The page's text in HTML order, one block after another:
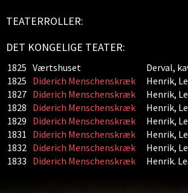
TEATERROLLER:
DET KONGELIGE TEATER:
1825 Værtshuset
Derval,
1825 Diderich Menschenskræk
Henrik,
1827 Diderich Menschenskræk
Henrik,
1828 Diderich Menschenskræk
Henrik,
1829 Diderich Menschenskræk
Henrik,
1831 Diderich Menschenskræk
Henrik,
1832 Diderich Menschenskræk
Henrik,
1833 Diderich Menschenskræk Henrik.